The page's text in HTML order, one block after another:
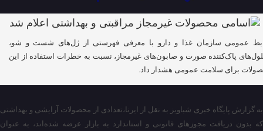
عمومی سازمان غذا و دارو با معرفی فهرستی از ژل‌های شست و شو،
پاک‌کننده صورت و صابون‌های غیرمجاز، نسبت به خطرات استفاده از این
برای سلامت عمومی هشدار داد.
به گزارش پایگاه خبری شباویز به نقل از ایرنا،تعدادی از محصولات آرایشی و بهداشتی
که بدون دریافت مجوزهای قانونی و استاندارد به بازار عرضه شده‌اند، به عنوان